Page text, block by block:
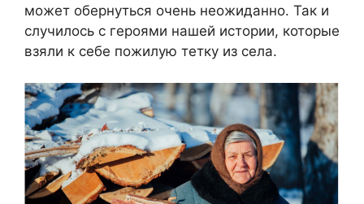
может обернуться очень неожиданно. Так и
случилось с героями нашей истории, которые
взяли к себе пожилую тетку из села.